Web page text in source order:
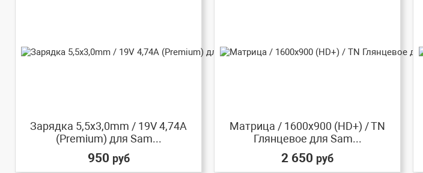
Зарядка 5,5x3,0mm / 19V 4,74A
(Premium) для Sam...
950 руб
Матрица / 1600x900 (HD+) / TN
Глянцевое для Sam...
2 650 руб